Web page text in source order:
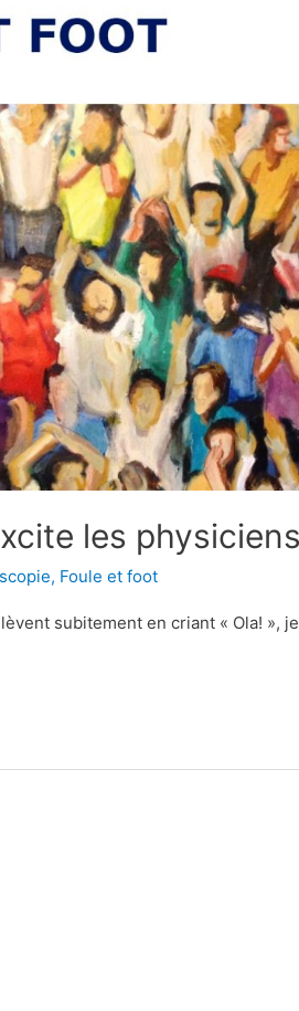
les
, Foule et foot
subitement en criant « Ola! »,